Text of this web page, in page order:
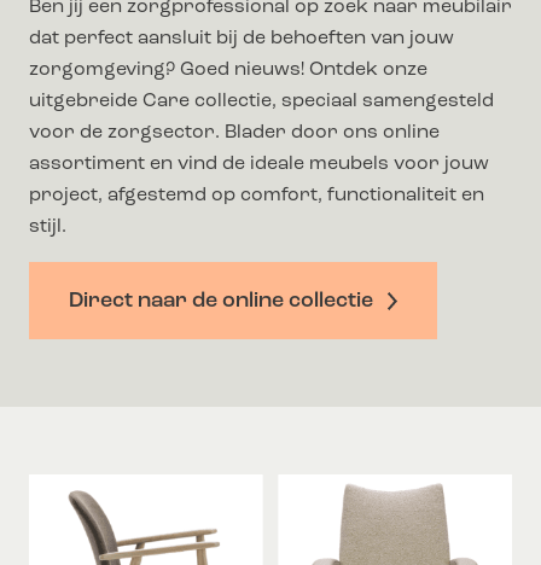
Ben jij een zorgprofessional op zoek naar meubilair
dat perfect aansluit bij de behoeften van jouw
zorgomgeving? Goed nieuws! Ontdek onze
uitgebreide Care collectie, speciaal samengesteld
voor de zorgsector. Blader door ons online
assortiment en vind de ideale meubels voor jouw
project, afgestemd op comfort, functionaliteit en
stijl.
Direct naar de online collectie